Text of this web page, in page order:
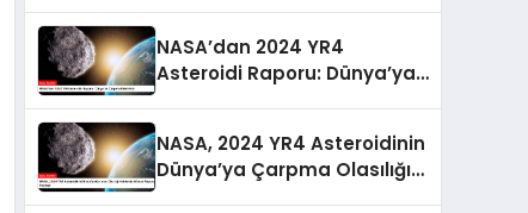
NASA’dan 2024 YR4
Asteroidi Raporu: Dünya’ya
NASA, 2024 YR4 Asteroidinin
Dünya’ya Çarpma Olasılığı